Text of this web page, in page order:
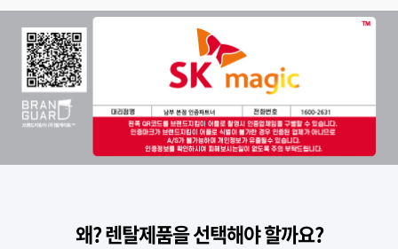
왜? 렌탈제품을 선택해야 할까요?